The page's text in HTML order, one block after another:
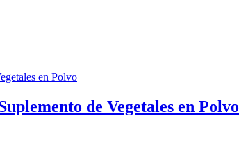
de Vegetales en Polvo